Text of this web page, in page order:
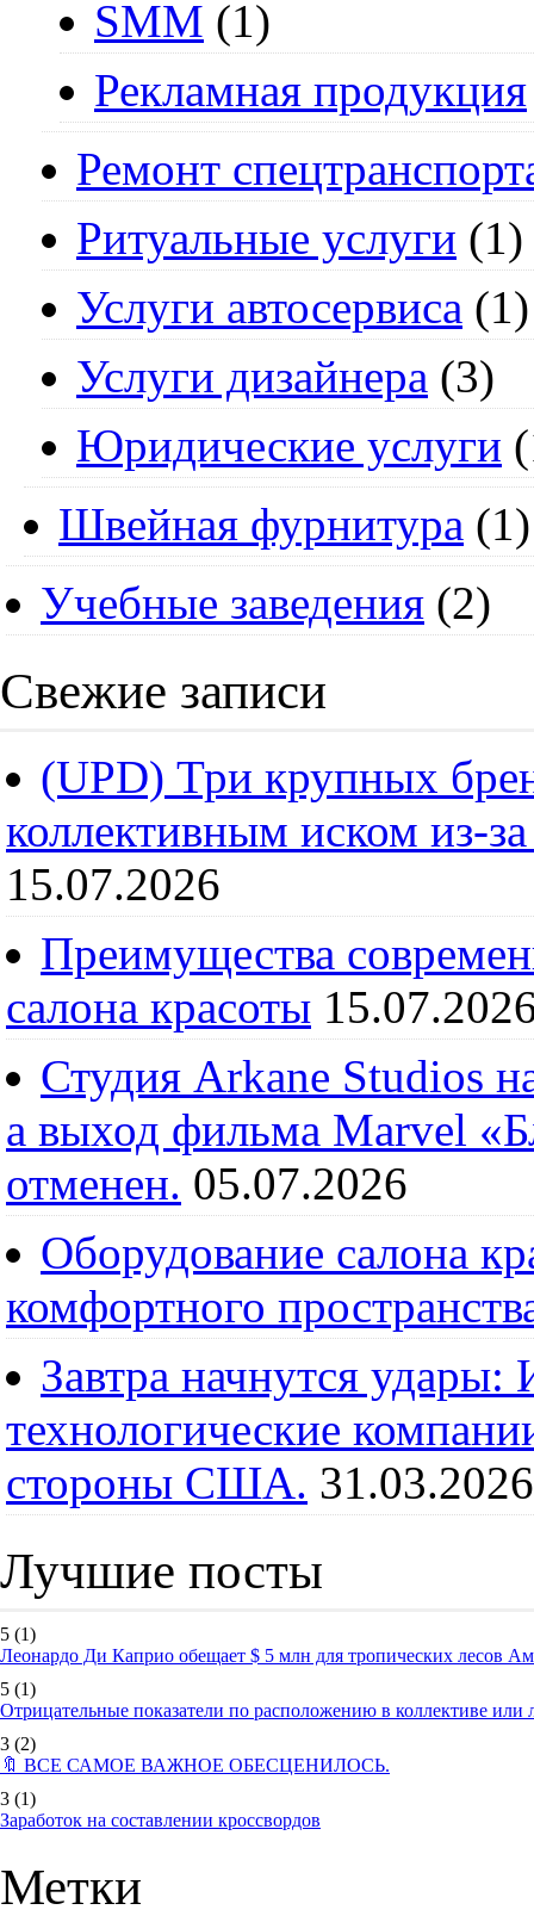
SMM (1)
Рекламная продукция
Ремонт
Ритуальные услуги (1)
Услуги автосервиса (1)
Услуги дизайнера (3)
Юридические услуги
Швейная фурнитура (1)
Учебные заведения (2)
Свежие записи
(UPD) Три крупных
коллективным иском из-
15.07.2026
Преимущества
салона красоты
Студия Arkane Studios
а выход фильма Marvel
отменен. 05.07.2026
Оборудование салона
комфортного
Завтра начнутся
технологические
стороны США. 31.03.2026
Лучшие посты
5 (1)
Леонардо Ди Каприо обещает $ 5 млн для тропических лесов
5 (1)
Отрицательные показатели по расположению в коллективе
3 (2)
🔖 ВСЕ САМОЕ ВАЖНОЕ ОБЕСЦЕНИЛОСЬ.
3 (1)
Заработок на составлении кроссвордов
Метки